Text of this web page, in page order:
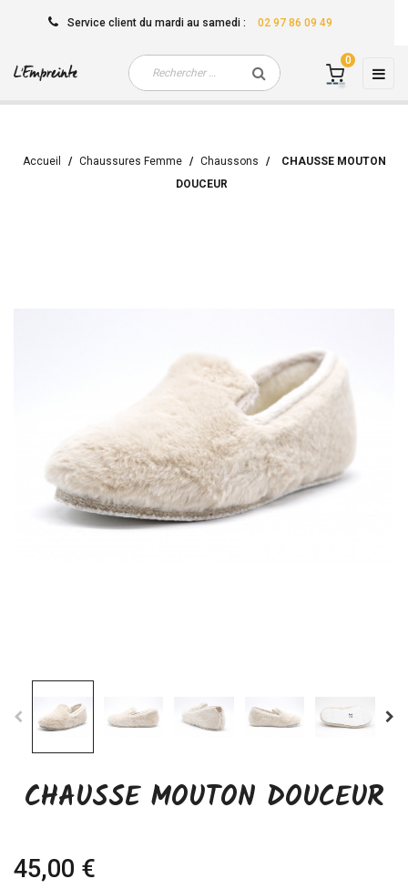
Service client du mardi au samedi : 02 97 86 09 49
☰
0
Accueil Chaussures Femme Chaussons
CHAUSSE MOUTON
DOUCEUR
CHAUSSE MOUTON DOUCEUR
45,00 €